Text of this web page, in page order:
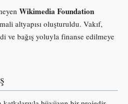
Wikimedia Foundation
altyapısı oluşturuldu. Vakıf,
ve bağış yoluyla finanse edilmeye